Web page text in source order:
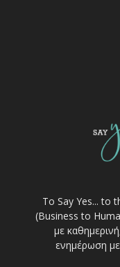
Το Say Yes... to
(Business to
με
ενημέρωση